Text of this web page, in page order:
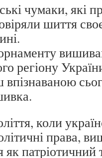
чумаки, які
шиття
регіону
впізнаваною
коли
права,
як патріотичний